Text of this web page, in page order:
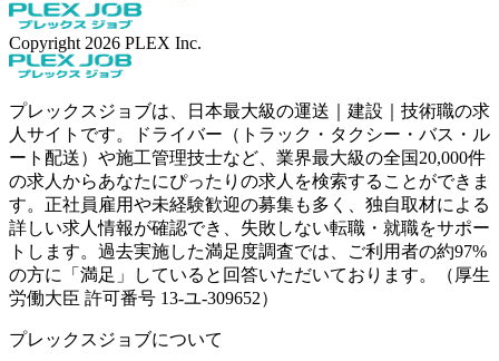
Copyright 2026 PLEX Inc.
プレックスジョブは、日本最大級の運送｜建設｜技術職の求
人サイトです。ドライバー（トラック・タクシー・バス・ル
ート配送）や施工管理技士など、業界最大級の全国20,000件
の求人からあなたにぴったりの求人を検索することができま
す。正社員雇用や未経験歓迎の募集も多く、独自取材による
詳しい求人情報が確認でき、失敗しない転職・就職をサポー
トします。過去実施した満足度調査では、ご利用者の約97%
の方に「満足」していると回答いただいております。（厚生
労働大臣 許可番号 13-ユ-309652）
プレックスジョブについて